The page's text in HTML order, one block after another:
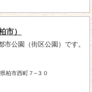
市）
市公園（街区公園）です。
柏市西町７−３０